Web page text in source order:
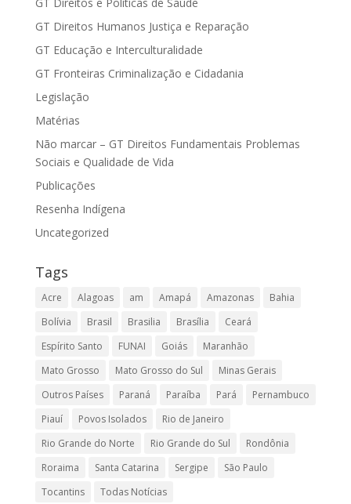
GT Direitos e Políticas de Saúde
GT Direitos Humanos Justiça e Reparação
GT Educação e Interculturalidade
GT Fronteiras Criminalização e Cidadania
Legislação
Matérias
Não marcar – GT Direitos Fundamentais Problemas
Sociais e Qualidade de Vida
Publicações
Resenha Indígena
Uncategorized
Tags
Acre Alagoas am Amapá Amazonas
Bahia
Bolívia
Brasil Brasilia Brasília
Ceará
Espírito Santo
FUNAI Goiás
Maranhão
Mato Grosso
Mato Grosso do Sul
Minas Gerais
Outros Países
Paraná Paraíba Pará
Pernambuco
Piauí
Povos Isolados
Rio de Janeiro
Rio Grande do Norte
Rio Grande do Sul
Rondônia
Roraima
Santa Catarina Sergipe
São Paulo
Tocantins
Todas Notícias